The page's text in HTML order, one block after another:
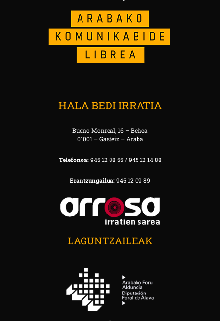
HALA BEDI IRRATIA
Bueno Monreal, 16 – Behea
01001 – Gasteiz – Araba
Telefonoa:945 12 88 55 / 945 12 14 88
Erantzungailua:945 12 09 89
LAGUNTZAILEAK